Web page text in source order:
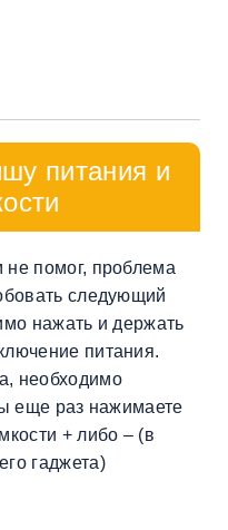
питания и
помог, проблема
следующий
нажать и держать
питания.
необходимо
еще раз нажимаете
+ либо – (в
гаджета)